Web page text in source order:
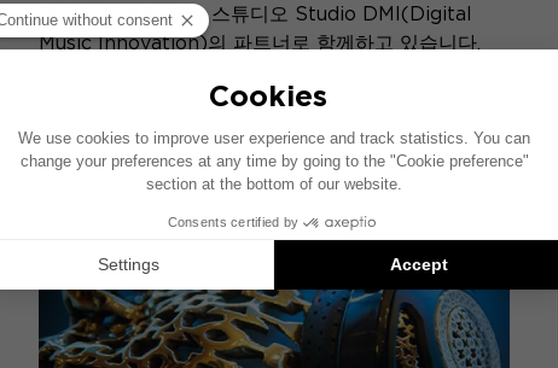
위치한 최첨단 제작 스튜디오 Studio DMI(Digital
Music Innovation)의 파트너로 함께하고 있습니다.